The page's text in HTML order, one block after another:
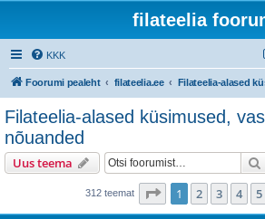
filateelia
KKK
Foorumi pealeht filateelia.ee
Filateelia-alased küsimused,
nõuanded
Uus teema
312 teemat . leht7 -st
1 2 3 4 5